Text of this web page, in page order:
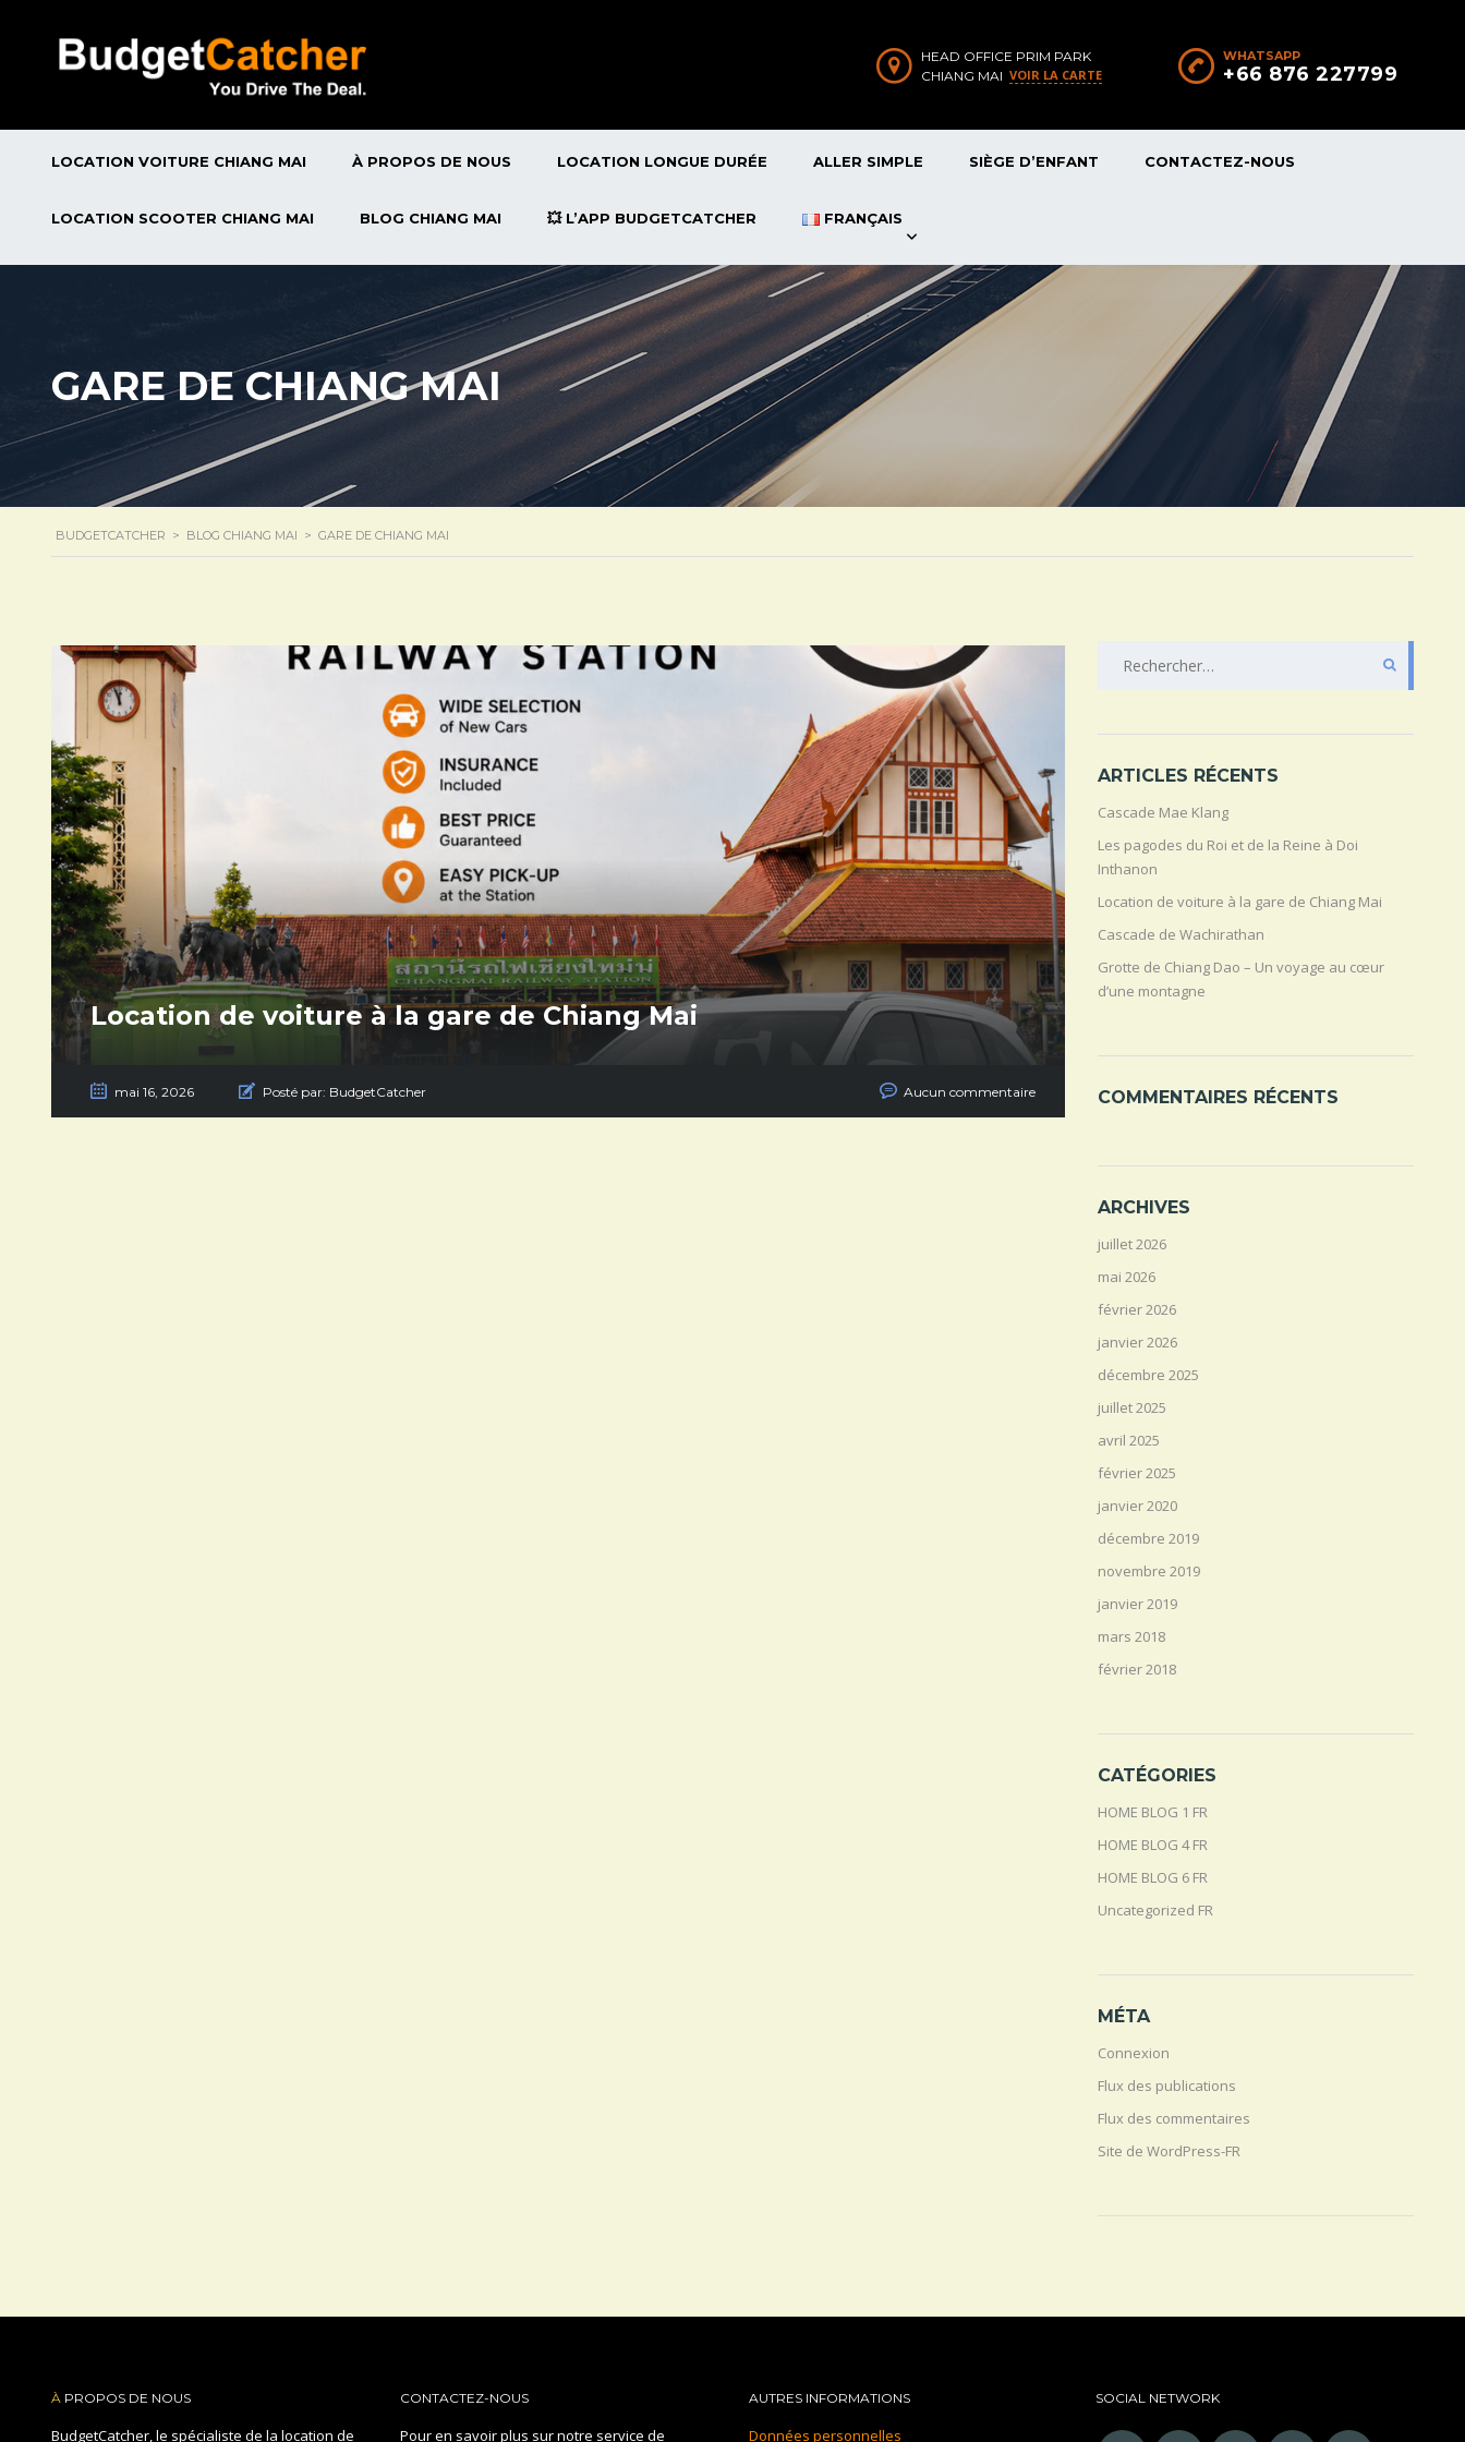
WHATSAPP
+66 876 227799
HEAD OFFICE PRIM PARK
CHIANG MAI VOIR LA CARTE
LOCATION VOITURE CHIANG MAI À PROPOS DE NOUS LOCATION LONGUE DURÉE ALLER SIMPLE SIÈGE D’ENFANT CONTACTEZ-NOUS
LOCATION SCOOTER CHIANG MAI BLOG CHIANG MAI 💥 L’APP BUDGETCATCHER FRANÇAIS
GARE DE CHIANG MAI
BUDGETCATCHER > BLOG CHIANG MAI > GARE DE CHIANG MAI
Location de voiture à la gare de Chiang Mai
mai 16, 2026 Posté par: BudgetCatcher Aucun commentaire
RECHERCHER :
ARTICLES RÉCENTS
Cascade Mae Klang
Les pagodes du Roi et de la Reine à Doi
Inthanon
Location de voiture à la gare de Chiang Mai
Cascade de Wachirathan
Grotte de Chiang Dao – Un voyage au cœur
d’une montagne
COMMENTAIRES RÉCENTS
ARCHIVES
juillet 2026
mai 2026
février 2026
janvier 2026
décembre 2025
juillet 2025
avril 2025
février 2025
janvier 2020
décembre 2019
novembre 2019
janvier 2019
mars 2018
février 2018
CATÉGORIES
HOME BLOG 1 FR
HOME BLOG 4 FR
HOME BLOG 6 FR
Uncategorized FR
MÉTA
Connexion
Flux des publications
Flux des commentaires
Site de WordPress-FR
À PROPOS DE NOUS
BudgetCatcher, le spécialiste de la location de
CONTACTEZ-NOUS
Pour en savoir plus sur notre service de
AUTRES INFORMATIONS
Données personnelles
SOCIAL NETWORK